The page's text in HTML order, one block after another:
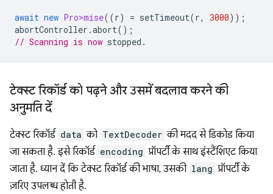
await new Pro>mise((r) = setTimeout(r, 3000));
abortController .abort();
// Scanning is now
टेक्स्ट रिकॉर्ड को पढ़ने और उसमें बदलाव करने की
अनुमति दें
टेक्स्ट रिकॉर्ड data को TextDecoder की मदद से डिकोड किया
जा सकता है. इसे रिकॉर्ड encoding प्रॉपर्टी के साथ इंस्टैंशिएट किया
जाता है. ध्यान दें कि टेक्स्ट रिकॉर्ड की भाषा, उसकी lang प्रॉपर्टी के
ज़रिए उपलब्ध होती है.